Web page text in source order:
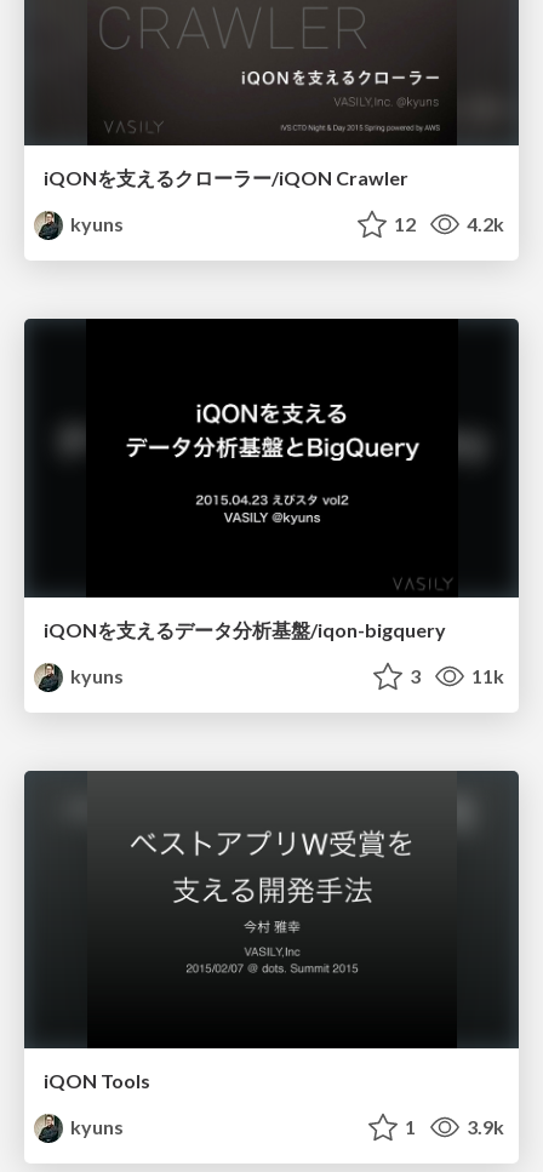
iQONを支えるクローラー/iQON Crawler
kyuns
12 4.2k
iQONを支えるデータ分析基盤/iqon-bigquery
kyuns
3 11k
iQON Tools
kyuns
1 3.9k